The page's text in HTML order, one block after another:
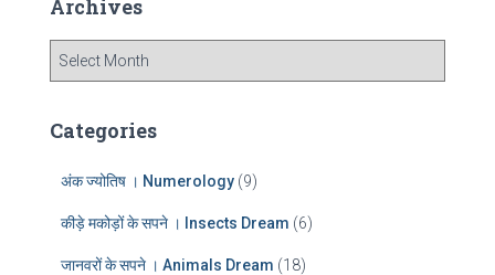
h
f
r
Archives
h
Categories
अंक ज्योतिष । Numerology (9)
कीड़े मकोड़ों के सपने । Insects Dream (6)
जानवरों के सपने । Animals Dream (18)